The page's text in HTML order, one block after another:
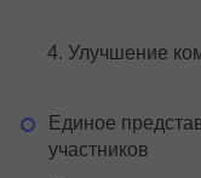
Улучшение
Единое
участников